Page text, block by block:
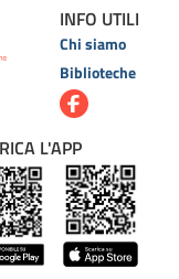
INFO UTILI
Chi siamo
Biblioteche
L'APP